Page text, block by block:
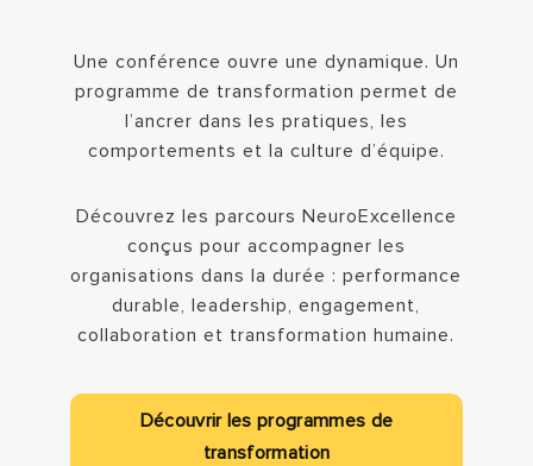
Une conférence ouvre une dynamique. Un
programme de transformation permet de
l’ancrer dans les pratiques, les
comportements et la culture d’équipe.
Découvrez les parcours NeuroExcellence
conçus pour accompagner les
organisations dans la durée : performance
durable, leadership, engagement,
collaboration et transformation humaine.
Découvrir les programmes de
transformation